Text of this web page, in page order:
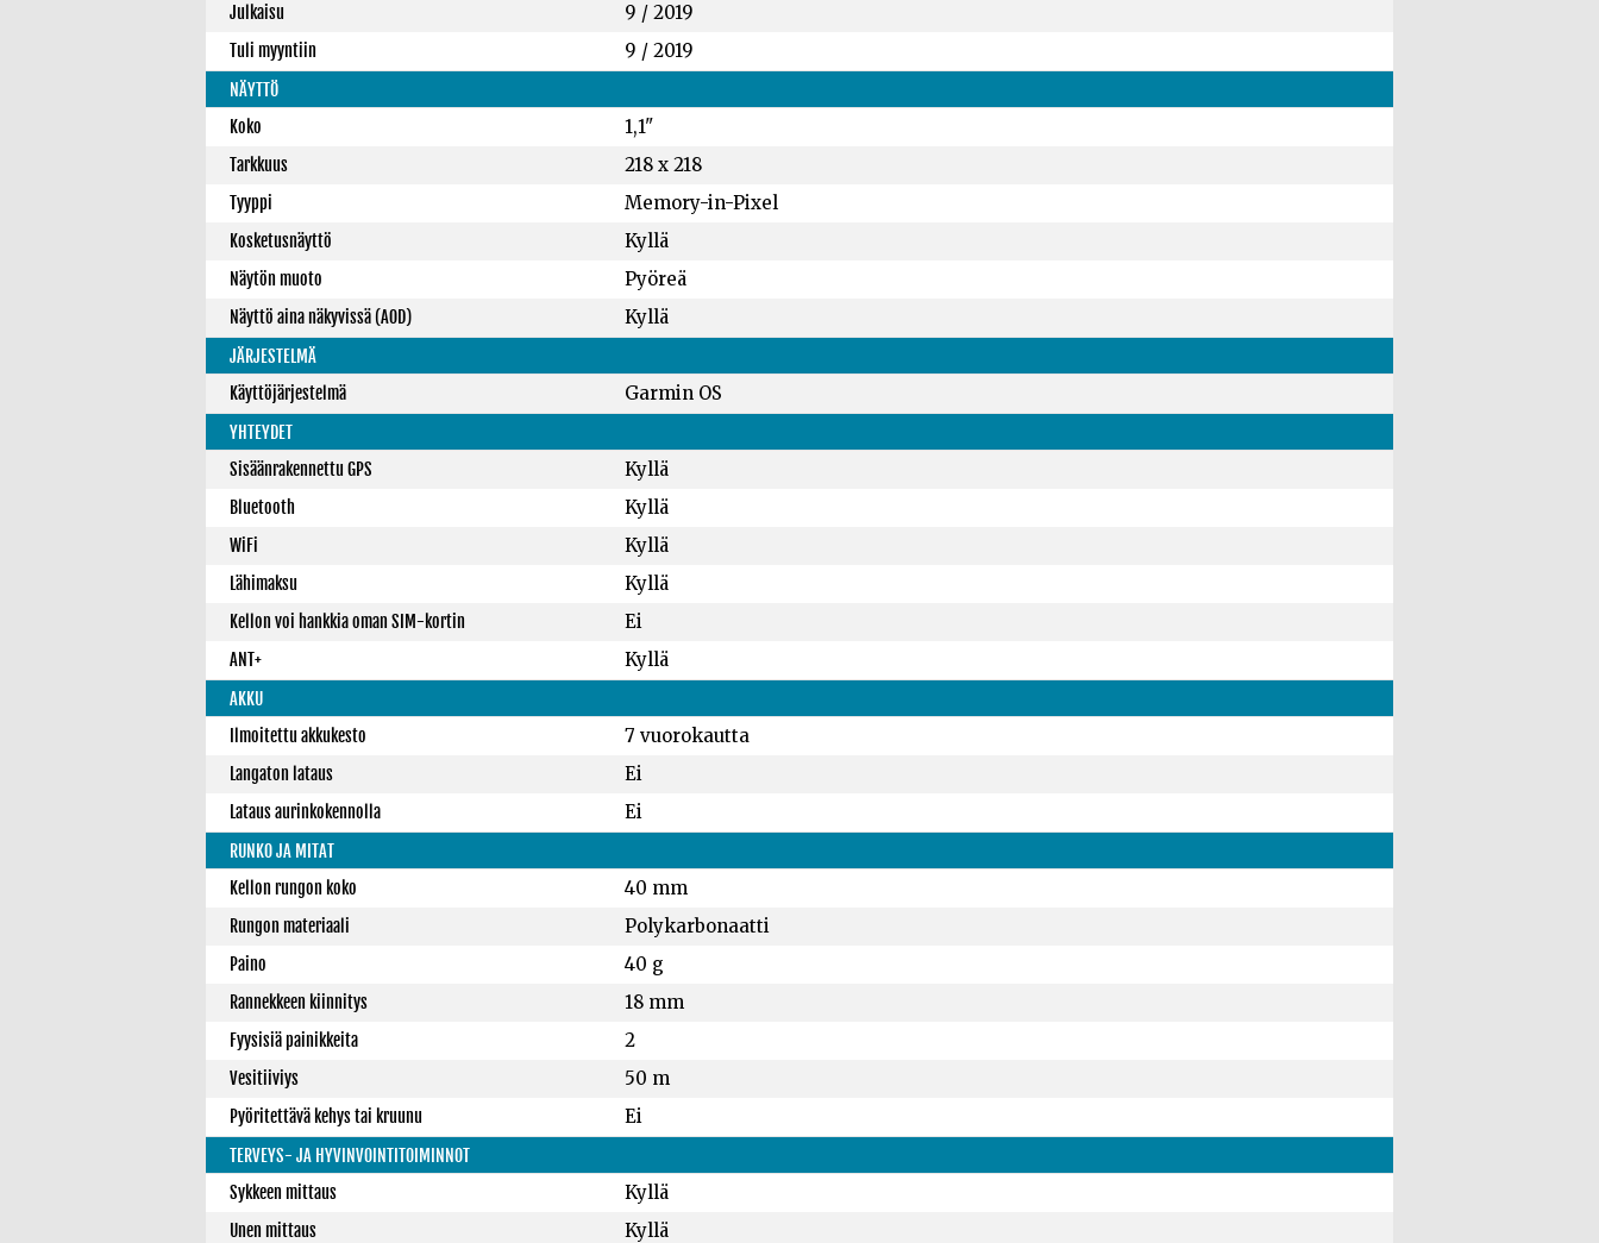
Julkaisu 9 / 2019
Tuli myyntiin 9 / 2019
NÄYTTÖ
Koko
1,1"
Tarkkuus 218 x 218
Tyyppi Memory-in-Pixel
Kosketusnäyttö Kyllä
Näytön muoto Pyöreä
Näyttö aina näkyvissä (AOD) Kyllä
JÄRJESTELMÄ
Käyttöjärjestelmä
Garmin OS
YHTEYDET
Sisäänrakennettu GPS
Kyllä
Bluetooth Kyllä
WiFi Kyllä
Lähimaksu Kyllä
Kellon voi hankkia oman SIM-kortin Ei
ANT+ Kyllä
AKKU
Ilmoitettu akkukesto
7 vuorokautta
Langaton lataus Ei
Lataus aurinkokennolla Ei
RUNKO JA MITAT
Kellon rungon koko
40 mm
Rungon materiaali Polykarbonaatti
Paino 40 g
Rannekkeen kiinnitys 18 mm
Fyysisiä painikkeita 2
Vesitiiviys 50 m
Pyöritettävä kehys tai kruunu Ei
TERVEYS- JA HYVINVOINTITOIMINNOT
Sykkeen mittaus
Kyllä
Unen mittaus Kyllä